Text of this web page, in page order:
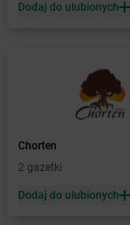
Żabka
Barcin
Barczewo
Bardo
Żabka Barlinek
Żabka Barniewice
Żabka Bartąg
Dodaj do ulubionych
Chorten
2 gazetki
Dodaj do ulubionych